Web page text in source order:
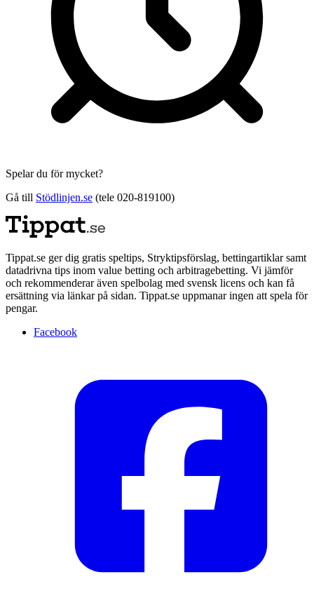
Spelar du för mycket?
Gå till Stödlinjen.se (tele 020-819100)
Tippat.se ger dig gratis speltips, Stryktipsförslag, bettingartiklar samt
datadrivna tips inom value betting och arbitragebetting. Vi jämför
och rekommenderar även spelbolag med svensk licens och kan få
ersättning via länkar på sidan. Tippat.se uppmanar ingen att spela för
pengar.
Facebook